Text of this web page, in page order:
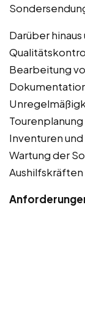
Darüber
Bearbeitung
Inventuren
Wartung der